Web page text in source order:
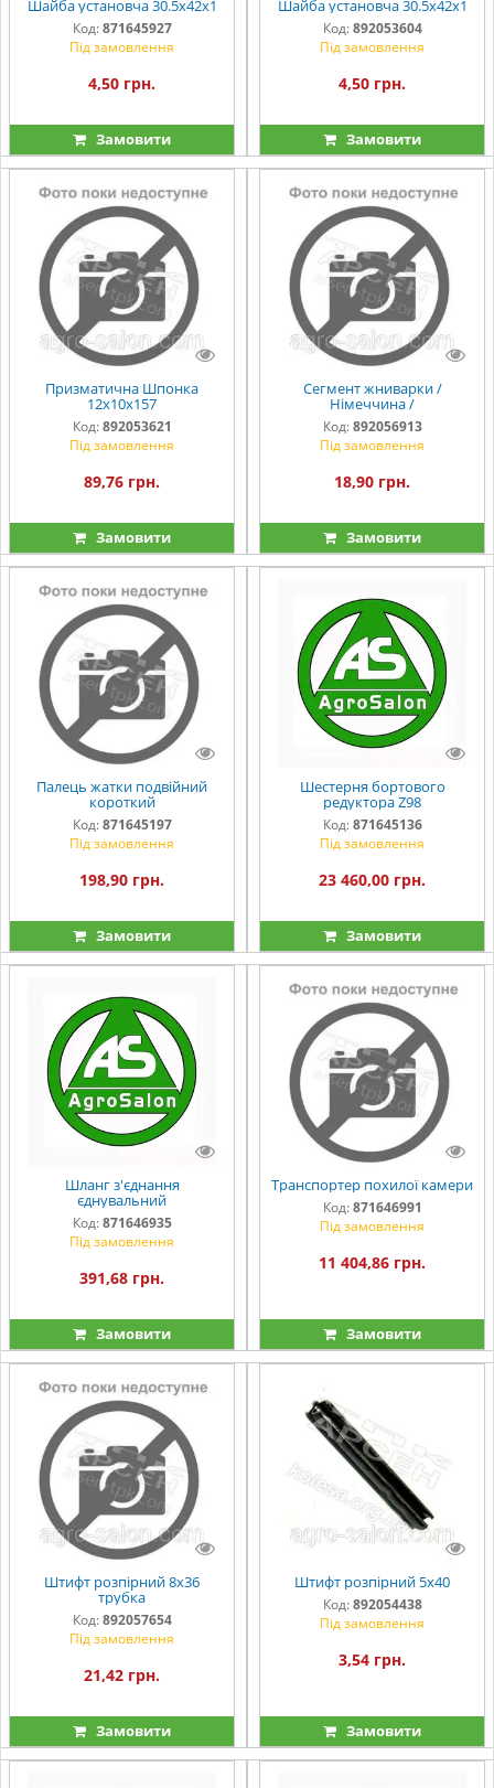
Шайба установча 30.5х42х1
Код: 871645927
Під замовлення
4,50 грн.
Замовити
Шайба установча 30.5х42х1
Код: 892053604
Під замовлення
4,50 грн.
Замовити
Призматична Шпонка
12х10х157
Код: 892053621
Під замовлення
89,76 грн.
Замовити
Сегмент жниварки /
Німеччина /
Код: 892056913
Під замовлення
18,90 грн.
Замовити
Палець жатки подвійний
короткий
Код: 871645197
Під замовлення
198,90 грн.
Замовити
Шестерня бортового
редуктора Z98
Код: 871645136
Під замовлення
23 460,00 грн.
Замовити
Шланг з'єднання
єднувальний
Код: 871646935
Під замовлення
391,68 грн.
Замовити
Транспортер похилої камери
Код: 871646991
Під замовлення
11 404,86 грн.
Замовити
Штифт розпірний 8х36
трубка
Код: 892057654
Під замовлення
21,42 грн.
Замовити
Штифт розпірний 5х40
Код: 892054438
Під замовлення
3,54 грн.
Замовити